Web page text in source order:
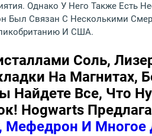
Однако У Него Также Есть
Был Связан С Несколькими
И США.
Соль,
На Магнитах,
Найдете Все, Что
Hogwarts
Мефедрон И Многое